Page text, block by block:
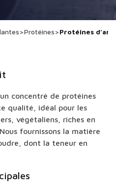
>Protéines>Protéines
concentré de protéines
qualité, idéal pour les
végétaliens, riches en
fournissons la matière
dont la teneur en